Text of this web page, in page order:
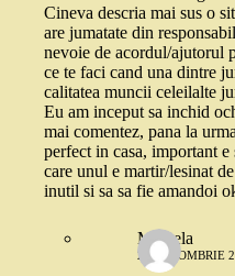
Cineva descria mai sus o
are jumatate din
nevoie de acordul/ajutorul
ce te faci cand una dintre
calitatea muncii celeilalte
Eu am inceput sa inchid
mai comentez, pana la
perfect in casa, important
care unul e martir/lesinat
inutil si sa sa fie amandoi
Mihaela
28 OCTOMBRIE